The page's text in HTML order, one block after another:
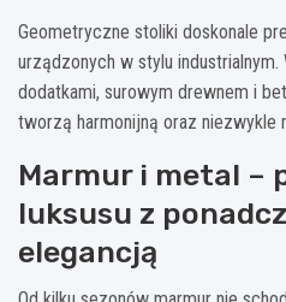
Geometryczne stoliki doskonale
urządzonych w stylu
dodatkami, surowym drewnem i
tworzą harmonijną oraz niezwykle
Marmur i metal –
luksusu z
elegancją